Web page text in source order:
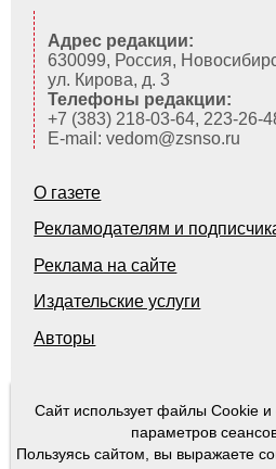
Сайт использует файлы Cookie и
параметров
Пользуясь сайтом, вы выражаете
Адрес редакции:
630099, Россия,
ул. Кирова, д. 3
Телефоны редакции:
+7 (383) 218-03-64, 223-26-
E-mail: vedom@zsnso.ru
О газете
Рекламодателям и
Реклама на сайте
Издательские услуги
Авторы
© 2000-
Ведомости Законодательного